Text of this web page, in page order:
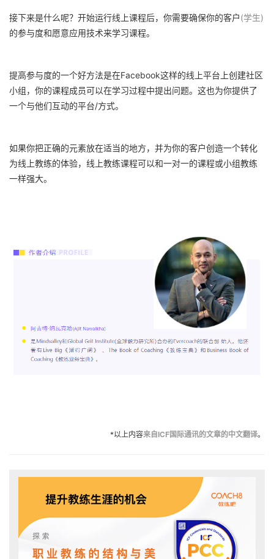
接下来是什么呢？开始运行线上课程后，你需要确保你的客户(学生)
的参与度和愿意应用技术来学习课程。
提高参与度的一个好方法是在Facebook这样的线上平台上创建社区
小组，你的课程成员可以在学习过程中提出问题。这也为你提供了
一个与他们互动的平台/方式。
如果你把正确的元素放在适当的地方，并为你的客户创造一个转化
为线上教练的体验，线上教练课程可以和一对一的课程或小组教练
一样强大。
*以上内容来自ICF国际通讯的文章的中文翻译。